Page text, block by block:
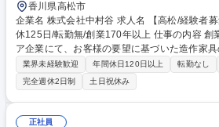
香川県高松市
企業名 株式会社中村谷 求人名 【高松/経験者募集】造作家具デザイナー/年
休125日/転勤無/創業170年以上 仕事の内容 創業170年超の老舗インテリ
ア企業にて、お客様の要望に基づいた造作家
作成、現場での取付監理）をお任せします。
りがいある仕事です。 ■営業からの情報共有に基づき、営業と同行して詳
細を確認 ■CADを用いて造作家具の図面を作
へ製作指示 ■現場へ向かい、正確な位置に取
計した家具が、空間の一部になる瞬間に立ち会
業界未経験歓迎 年間休日120日以上 転勤なし
完全週休2日制
土日祝休み
正社員